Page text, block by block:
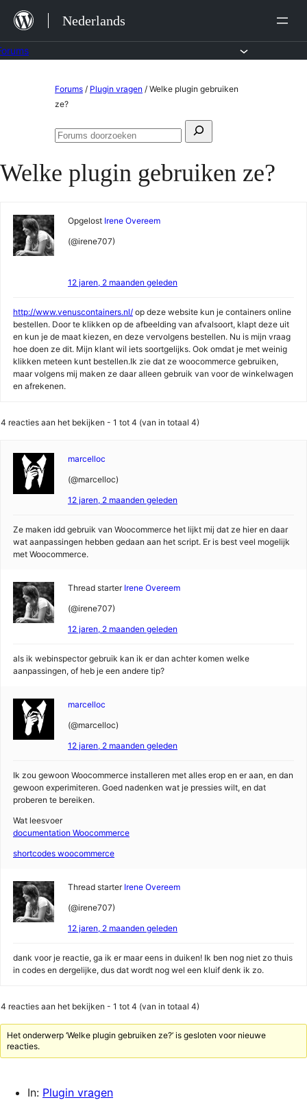
naar
de
Nederlands
Forums / Plugin vragen / Welke plugin gebruiken
ze?
Zoeken
Forums
Welke plugin gebruiken ze?
Opgelost Irene Overeem
(@irene707)
12 jaren, 2 maanden geleden
http://www.venuscontainers.nl/ op deze website kun je containers online
bestellen. Door te klikken op de afbeelding van afvalsoort, klapt deze uit
en kun je de maat kiezen, en deze vervolgens bestellen. Nu is mijn vraag
hoe doen ze dit. Mijn klant wil iets soortgelijks. Ook omdat je met weinig
klikken meteen kunt bestellen.Ik zie dat ze woocommerce gebruiken,
maar volgens mij maken ze daar alleen gebruik van voor de winkelwagen
en afrekenen.
4 reacties aan het bekijken - 1 tot 4 (van in totaal 4)
marcelloc
(@marcelloc)
12 jaren, 2 maanden geleden
Ze maken idd gebruik van Woocommerce het lijkt mij dat ze hier en daar
wat aanpassingen hebben gedaan aan het script. Er is best veel mogelijk
met Woocommerce.
Thread starter Irene Overeem
(@irene707)
12 jaren, 2 maanden geleden
als ik webinspector gebruik kan ik er dan achter komen welke
aanpassingen, of heb je een andere tip?
marcelloc
(@marcelloc)
12 jaren, 2 maanden geleden
Ik zou gewoon Woocommerce installeren met alles erop en er aan, en dan
gewoon experimiteren. Goed nadenken wat je pressies wilt, en dat
proberen te bereiken.
Wat leesvoer
documentation Woocommerce
shortcodes woocommerce
Thread starter Irene Overeem
(@irene707)
12 jaren, 2 maanden geleden
dank voor je reactie, ga ik er maar eens in duiken! Ik ben nog niet zo thuis
in codes en dergelijke, dus dat wordt nog wel een kluif denk ik zo.
4 reacties aan het bekijken - 1 tot 4 (van in totaal 4)
Het onderwerp ‘Welke plugin gebruiken ze?’ is gesloten voor nieuwe
reacties.
In: Plugin vragen